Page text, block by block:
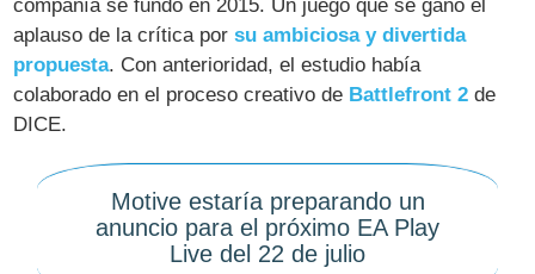
compañía se fundó en 2015. Un juego que se ganó el
aplauso de la crítica porsu ambiciosa y divertida
propuesta. Con anterioridad, el estudio había
colaborado en el proceso creativo de Battlefront 2 de
DICE.
Motive estaría preparando un
anuncio para el próximo EA Play
Live del 22 de julio